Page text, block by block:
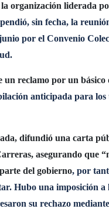
organización liderada
sin fecha, la
por el Convenio
un reclamo por un básico
anticipada para los
difundió una carta
asegurando que
del gobierno, por
Hubo una imposición a
su rechazo